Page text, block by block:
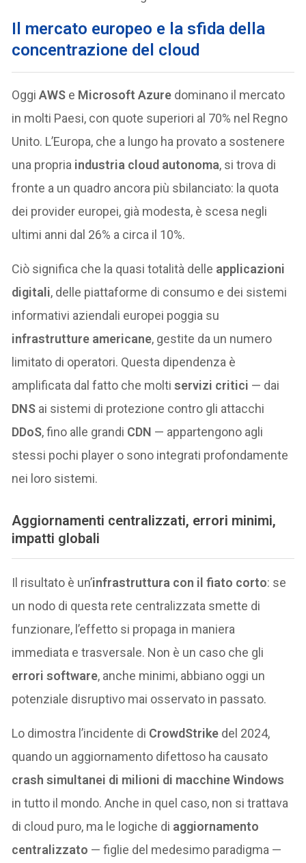
Il mercato europeo e la sfida della
concentrazione del cloud
OggiAWS e Microsoft Azure dominano il mercato
in molti Paesi, con quote superiori al 70% nel Regno
Unito. L’Europa, che a lungo ha provato a sostenere
una propria industria cloud autonoma, si trova di
fronte a un quadro ancora più sbilanciato: la quota
dei provider europei, già modesta, è scesa negli
ultimi anni dal 26% a circa il 10%.
Ciò significa che la quasi totalità delle applicazioni
digitali, delle piattaforme di consumo e dei sistemi
informativi aziendali europei poggia su
infrastrutture americane, gestite da un numero
limitato di operatori. Questa dipendenza è
amplificata dal fatto che moltiservizi critici — dai
DNS ai sistemi di protezione contro gli attacchi
DDoS, fino alle grandi CDN — appartengono agli
stessi pochi player o sono integrati profondamente
nei loro sistemi.
Aggiornamenti centralizzati, errori minimi,
impatti globali
Il risultato è un’infrastruttura con il fiato corto: se
un nodo di questa rete centralizzata smette di
funzionare, l’effetto si propaga in maniera
immediata e trasversale. Non è un caso che gli
errori software, anche minimi, abbiano oggi un
potenziale disruptivo mai osservato in passato.
Lo dimostra l’incidente di CrowdStrike del 2024,
quando un aggiornamento difettoso ha causato
crash simultanei di milioni di macchine Windows
in tutto il mondo. Anche in quel caso, non si trattava
di cloud puro, ma le logiche di aggiornamento
centralizzato — figlie del medesimo paradigma —